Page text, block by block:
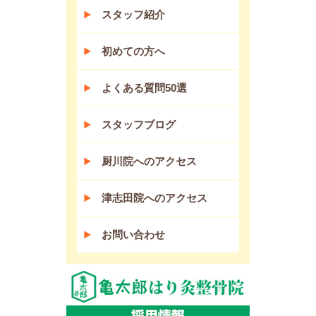
スタッフ紹介
初めての方へ
よくある質問50選
スタッフブログ
厨川院へのアクセス
津志田院へのアクセス
お問い合わせ